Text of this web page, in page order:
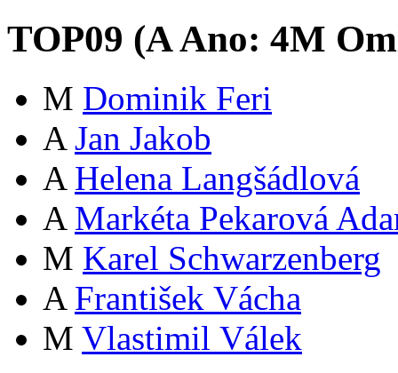
TOP09 (AAno: 4M
M Dominik Feri
A Jan Jakob
A Helena Langšádlová
A Markéta Pekarová
M Karel Schwarzenberg
A František Vácha
M Vlastimil Válek